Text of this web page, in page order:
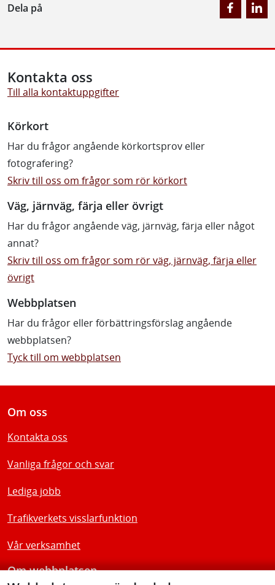
Dela på
Kontakta oss
Till alla kontaktuppgifter
Körkort
Har du frågor angående körkortsprov eller
fotografering?
Skriv till oss om frågor som rör körkort
Väg, järnväg, färja eller övrigt
Har du frågor angående väg, järnväg, färja eller något
annat?
Skriv till oss om frågor som rör väg, järnväg, färja eller
övrigt
Webbplatsen
Har du frågor eller förbättringsförslag angående
webbplatsen?
Tyck till om webbplatsen
Om oss
Kontakta oss
Vanliga frågor och svar
Lediga jobb
Trafikverkets visslarfunktion
Vår verksamhet
Om webbplatsen